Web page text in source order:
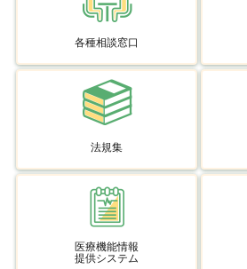
各種相談窓口
法規集
医療機能情報
提供システム